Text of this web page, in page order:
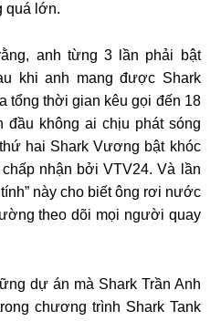
quá lớn.
anh từng 3 lần phải bật
khi anh mang được Shark
tổng thời gian kêu gọi đến 18
đầu không ai chịu phát sóng
hai Shark Vương bật khóc
nhận bởi VTV24. Và lần
này cho biết ông rơi nước
theo dõi mọi người quay
dự án mà Shark Trần Anh
chương trình Shark Tank